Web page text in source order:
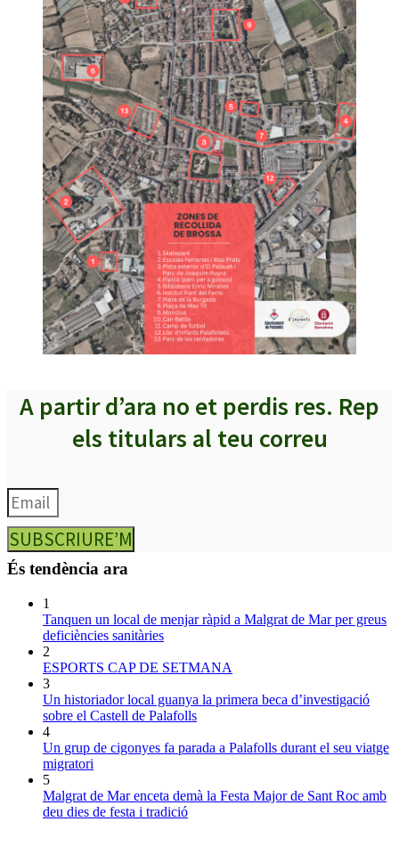
A partir d’ara no et perdis res. Rep
els titulars al teu correu
SUBSCRIURE’M
És tendència ara
1
Tanquen un local de menjar ràpid a Malgrat de Mar per greus
deficiències sanitàries
2
ESPORTS CAP DE SETMANA
3
Un historiador local guanya la primera beca d’investigació
sobre el Castell de Palafolls
4
Un grup de cigonyes fa parada a Palafolls durant el seu viatge
migratori
5
Malgrat de Mar enceta demà la Festa Major de Sant Roc amb
deu dies de festa i tradició